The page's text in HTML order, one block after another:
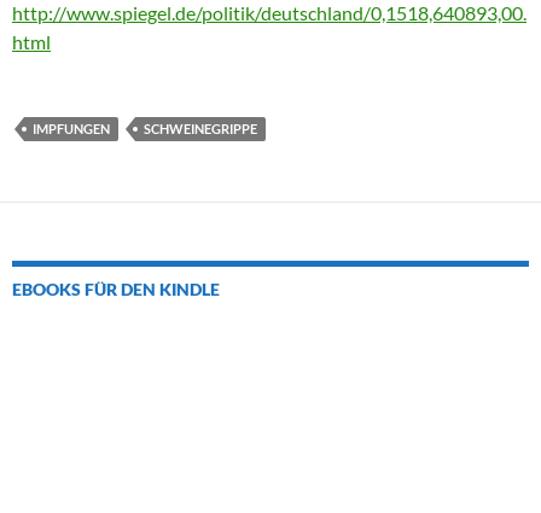
http://www.spiegel.de/politik/deutschland/0,1518,640893,00.
html
IMPFUNGEN SCHWEINEGRIPPE
EBOOKS FÜR DEN KINDLE